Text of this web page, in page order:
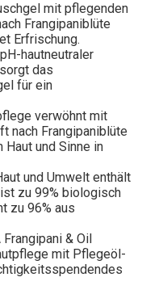
mit pflegenden
Frangipaniblüte
Erfrischung.
hautneutraler
das
für ein
verwöhnt mit
nach Frangipaniblüte
Haut und Sinne in
und Umwelt enthält
zu 99% biologisch
zu 96% aus
& Oil
mit Pflegeöl-